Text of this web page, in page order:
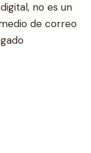
no es un
de correo